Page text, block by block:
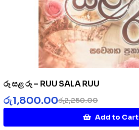
රූ සළ රූ – RUU SALA RUU
රු2,250.00
රු1,800.00
Add to Cart